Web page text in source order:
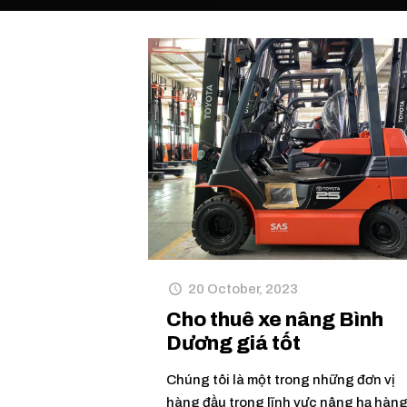
20 October, 2023
Cho thuê xe nâng Bình
Dương giá tốt
Chúng tôi là một trong những đơn vị
hàng đầu trong lĩnh vực nâng hạ hàng